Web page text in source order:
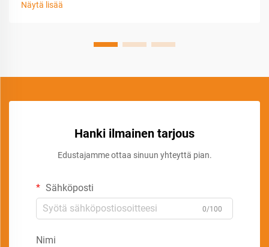
Näytä lisää
Hanki ilmainen tarjous
Edustajamme ottaa sinuun yhteyttä pian.
Sähköposti
0/100
Nimi